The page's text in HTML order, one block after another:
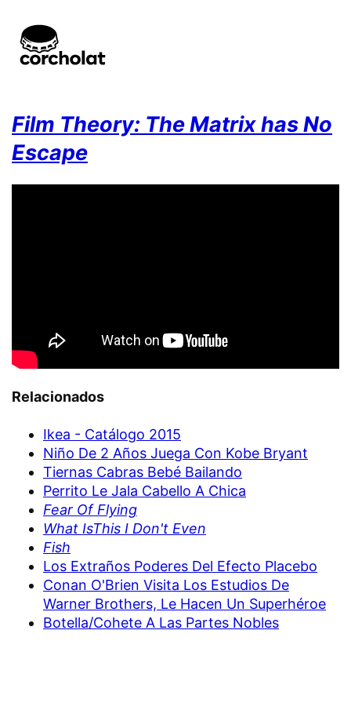
Film Theory: The Matrix has No
Escape
Relacionados
Ikea - Catálogo 2015
Niño De 2 Años Juega Con Kobe Bryant
Tiernas Cabras Bebé Bailando
Perrito Le Jala Cabello A Chica
Fear Of Flying
What IsThis I Don't Even
Fish
Los Extraños Poderes Del Efecto Placebo
Conan O'Brien Visita Los Estudios De
Warner Brothers, Le Hacen Un Superhéroe
Botella/Cohete A Las Partes Nobles